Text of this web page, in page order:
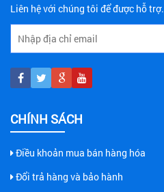
Liên hệ với chúng tôi để được hỗ trợ.
CHÍNH SÁCH
Điều khoản mua bán hàng hóa
Đổi trả hàng và bảo hành